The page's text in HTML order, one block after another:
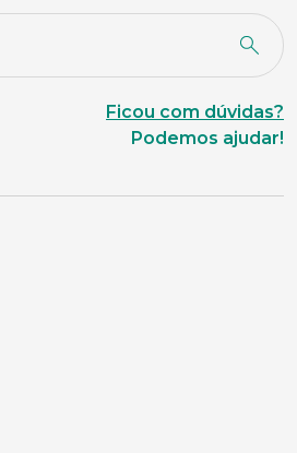
Ficou com dúvidas?
Podemos ajudar!